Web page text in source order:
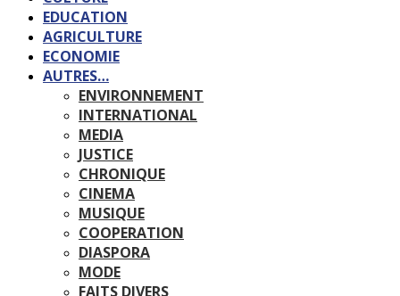
EDUCATION
AGRICULTURE
ECONOMIE
AUTRES…
ENVIRONNEMENT
INTERNATIONAL
MEDIA
JUSTICE
CHRONIQUE
CINEMA
MUSIQUE
COOPERATION
DIASPORA
MODE
FAITS DIVERS